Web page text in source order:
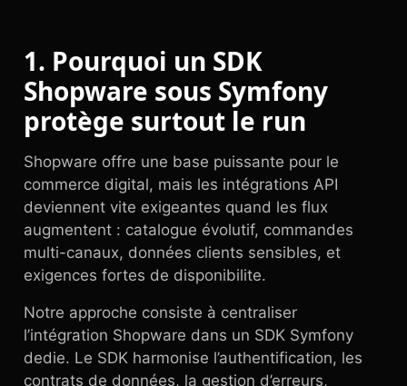
1. Pourquoi un SDK
Shopware sous Symfony
protège surtout le run
Shopware offre une base puissante pour le
commerce digital, mais les intégrations API
deviennent vite exigeantes quand les flux
augmentent : catalogue évolutif, commandes
multi-canaux, données clients sensibles, et
exigences fortes de disponibilite.
Notre approche consiste à centraliser
l’intégration Shopware dans un SDK Symfony
dedie. Le SDK harmonise l’authentification, les
contrats de données, la gestion d’erreurs,